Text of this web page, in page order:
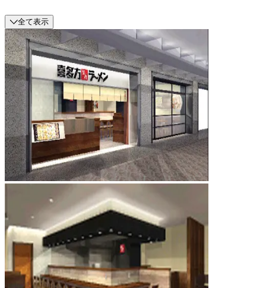
全て表示